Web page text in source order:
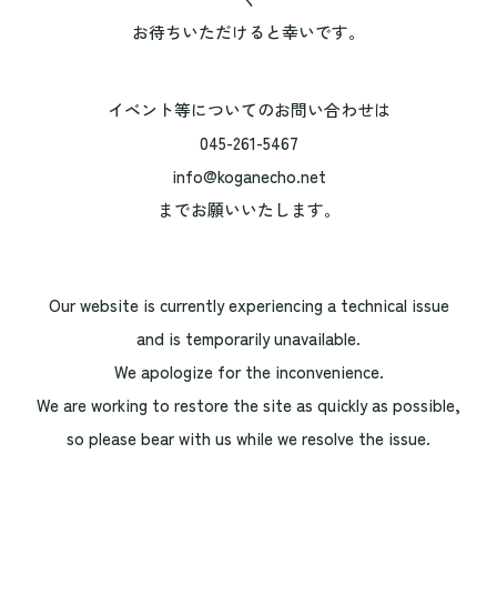
お待ちいただけると幸いです。
イベント等についてのお問い合わせは
045-261-5467
info@koganecho.net
までお願いいたします。
Our website is currently experiencing a technical issue
and is temporarily unavailable.
We apologize for the inconvenience.
We are working to restore the site as quickly as possible,
so please bear with us while we resolve the issue.